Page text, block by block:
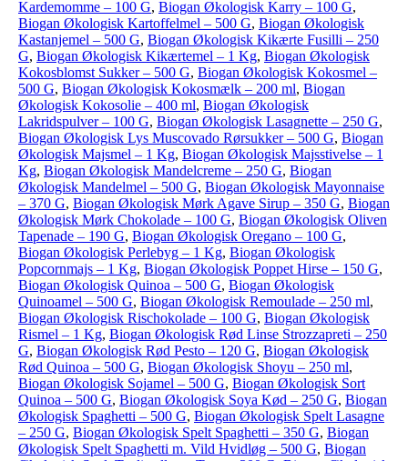
Kardemomme – 100 G, Biogan Økologisk Karry – 100 G,
Biogan Økologisk Kartoffelmel – 500 G, Biogan Økologisk
Kastanjemel – 500 G, Biogan Økologisk Kikærte Fusilli – 250
G, Biogan Økologisk Kikærtemel – 1 Kg, Biogan Økologisk
Kokosblomst Sukker – 500 G, Biogan Økologisk Kokosmel –
500 G, Biogan Økologisk Kokosmælk – 200 ml, Biogan
Økologisk Kokosolie – 400 ml, Biogan Økologisk
Lakridspulver – 100 G, Biogan Økologisk Lasagnette – 250 G,
Biogan Økologisk Lys Muscovado Rørsukker – 500 G, Biogan
Økologisk Majsmel – 1 Kg, Biogan Økologisk Majsstivelse – 1
Kg, Biogan Økologisk Mandelcreme – 250 G, Biogan
Økologisk Mandelmel – 500 G, Biogan Økologisk Mayonnaise
– 370 G, Biogan Økologisk Mørk Agave Sirup – 350 G, Biogan
Økologisk Mørk Chokolade – 100 G, Biogan Økologisk Oliven
Tapenade – 190 G, Biogan Økologisk Oregano – 100 G,
Biogan Økologisk Perlebyg – 1 Kg, Biogan Økologisk
Popcornmajs – 1 Kg, Biogan Økologisk Poppet Hirse – 150 G,
Biogan Økologisk Quinoa – 500 G, Biogan Økologisk
Quinoamel – 500 G, Biogan Økologisk Remoulade – 250 ml,
Biogan Økologisk Rischokolade – 100 G, Biogan Økologisk
Rismel – 1 Kg, Biogan Økologisk Rød Linse Strozzapreti – 250
G, Biogan Økologisk Rød Pesto – 120 G, Biogan Økologisk
Rød Quinoa – 500 G, Biogan Økologisk Shoyu – 250 ml,
Biogan Økologisk Sojamel – 500 G, Biogan Økologisk Sort
Quinoa – 500 G, Biogan Økologisk Soya Kød – 250 G, Biogan
Økologisk Spaghetti – 500 G, Biogan Økologisk Spelt Lasagne
– 250 G, Biogan Økologisk Spelt Spaghetti – 350 G, Biogan
Økologisk Spelt Spaghetti m. Vild Hvidløg – 500 G, Biogan